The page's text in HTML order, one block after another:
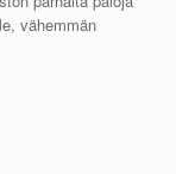
vähemmän